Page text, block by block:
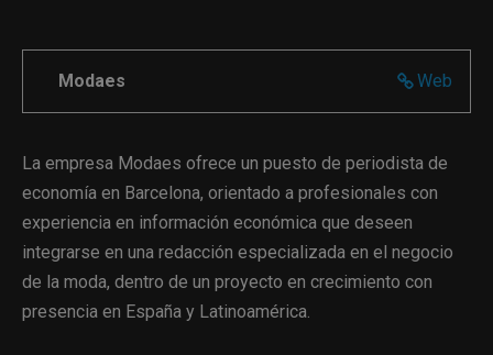
Web
Modaes
La empresa Modaes ofrece un puesto de periodista de
economía en Barcelona, orientado a profesionales con
experiencia en información económica que deseen
integrarse en una redacción especializada en el negocio
de la moda, dentro de un proyecto en crecimiento con
presencia en España y Latinoamérica.